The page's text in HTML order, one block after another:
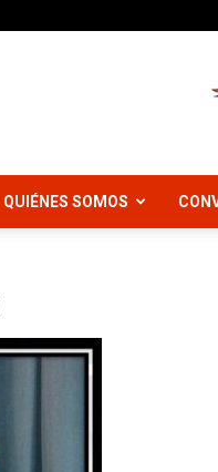
QUIÉNES SOMOS